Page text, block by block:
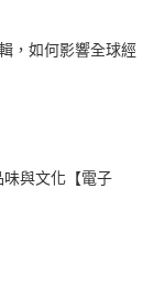
。鋼琴名家傅聰
品，包括巴爾札
露社會弊病、描
在音樂、美術與
域，至今仍在該
影…等的配音工
，如何影響全球經
與文化【電子